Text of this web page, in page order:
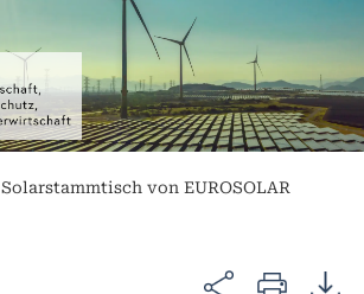
Solarstammtisch von EUROSOLAR